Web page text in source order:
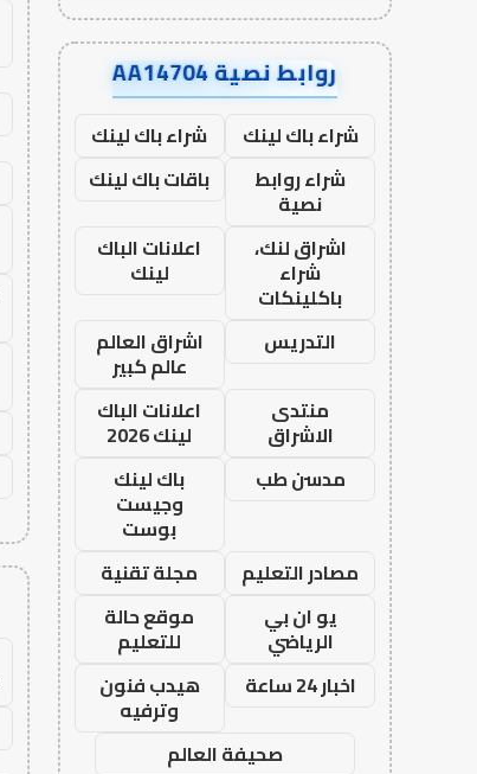
روابط نصية AA14704
شراء باك لينك
شراء باك لينك
شراء روابط
نصية
باقات باك لينك
اشراق لنك،
شراء
باكلينكات
اعلانات الباك
لينك
التدريس
اشراق العالم
عالم كبير
منتدى
الاشراق
اعلانات الباك
لينك 2026
مدسن طب
باك لينك
وجيست
بوست
مصادر التعليم
مجلة تقنية
يو ان بي
الرياضي
موقع حالة
للتعليم
اخبار 24 ساعة
هيدب فنون
وترفيه
صحيفة العالم